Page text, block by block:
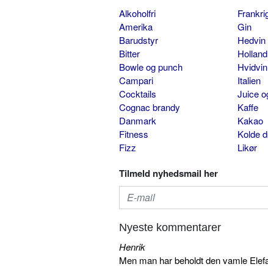
Alkoholfri
Amerika
Barudstyr
Bitter
Bowle og punch
Campari
Cocktails
Cognac brandy
Danmark
Fitness
Fizz
Gin
Hedvin
Holland
Hvidvin
Italien
Juice
Kaffe
Kakao
Kolde
Likør
Tilmeld nyhedsmail her
Nyeste kommentarer
Henrik
Men man har beholdt den vamle